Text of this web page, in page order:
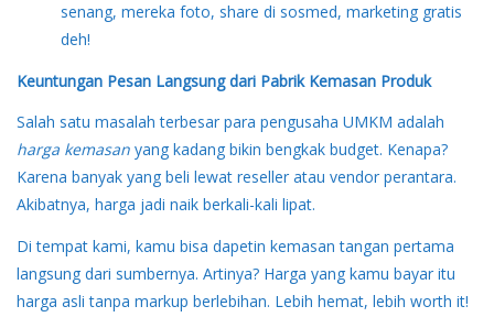
senang, mereka foto, share di sosmed, marketing gratis
deh!
Keuntungan Pesan Langsung dari Pabrik Kemasan Produk
Salah satu masalah terbesar para pengusaha UMKM adalah
harga kemasan yang kadang bikin bengkak budget. Kenapa?
Karena banyak yang beli lewat reseller atau vendor perantara.
Akibatnya, harga jadi naik berkali-kali lipat.
Di tempat kami, kamu bisa dapetin kemasan tangan pertama
langsung dari sumbernya. Artinya? Harga yang kamu bayar itu
harga asli tanpa markup berlebihan. Lebih hemat, lebih worth it!